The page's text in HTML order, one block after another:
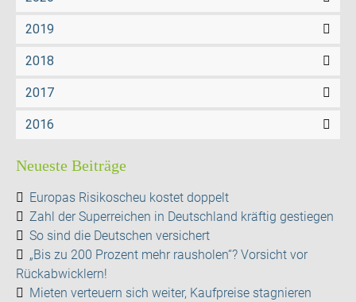
2019
2018
2017
2016
Neueste Beiträge
Europas Risikoscheu kostet doppelt
Zahl der Superreichen in Deutschland kräftig gestiegen
So sind die Deutschen versichert
„Bis zu 200 Prozent mehr rausholen“? Vorsicht vor
Rückabwicklern!
Mieten verteuern sich weiter, Kaufpreise stagnieren